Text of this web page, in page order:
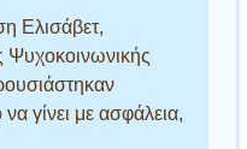
Ελισάβετ,
Ψυχοκοινωνικής
γίνει με ασφάλεια,